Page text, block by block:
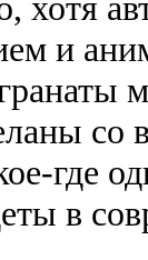
и
со
где
в